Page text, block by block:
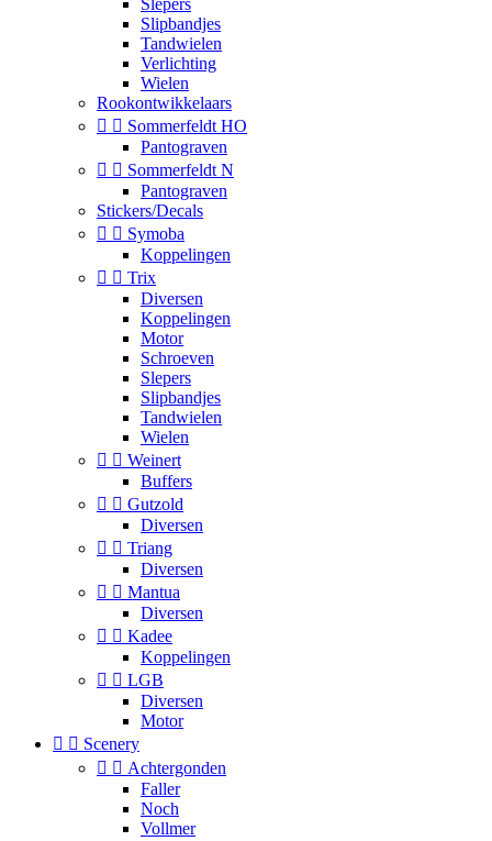
Slepers
Slipbandjes
Tandwielen
Verlichting
Wielen
Rookontwikkelaars
  Sommerfeldt HO
Pantograven
  Sommerfeldt N
Pantograven
Stickers/Decals
  Symoba
Koppelingen
  Trix
Diversen
Koppelingen
Motor
Schroeven
Slepers
Slipbandjes
Tandwielen
Wielen
  Weinert
Buffers
  Gutzold
Diversen
  Triang
Diversen
  Mantua
Diversen
  Kadee
Koppelingen
  LGB
Diversen
Motor
  Scenery
  Achtergonden
Faller
Noch
Vollmer